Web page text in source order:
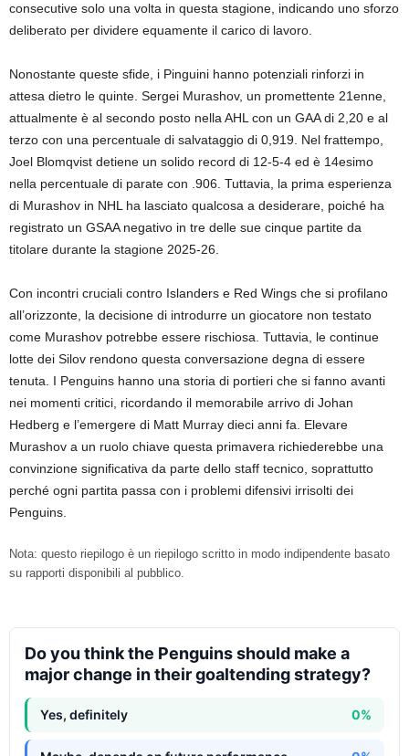
consecutive solo una volta in questa stagione, indicando uno sforzo
deliberato per dividere equamente il carico di lavoro.
Nonostante queste sfide, i Pinguini hanno potenziali rinforzi in
attesa dietro le quinte. Sergei Murashov, un promettente 21enne,
attualmente è al secondo posto nella AHL con un GAA di 2,20 e al
terzo con una percentuale di salvataggio di 0,919. Nel frattempo,
Joel Blomqvist detiene un solido record di 12-5-4 ed è 14esimo
nella percentuale di parate con .906. Tuttavia, la prima esperienza
di Murashov in NHL ha lasciato qualcosa a desiderare, poiché ha
registrato un GSAA negativo in tre delle sue cinque partite da
titolare durante la stagione 2025-26.
Con incontri cruciali contro Islanders e Red Wings che si profilano
all’orizzonte, la decisione di introdurre un giocatore non testato
come Murashov potrebbe essere rischiosa. Tuttavia, le continue
lotte dei Silov rendono questa conversazione degna di essere
tenuta. I Penguins hanno una storia di portieri che si fanno avanti
nei momenti critici, ricordando il memorabile arrivo di Johan
Hedberg e l’emergere di Matt Murray dieci anni fa. Elevare
Murashov a un ruolo chiave questa primavera richiederebbe una
convinzione significativa da parte dello staff tecnico, soprattutto
perché ogni partita passa con i problemi difensivi irrisolti dei
Penguins.
Nota: questo riepilogo è un riepilogo scritto in modo indipendente basato
su rapporti disponibili al pubblico.